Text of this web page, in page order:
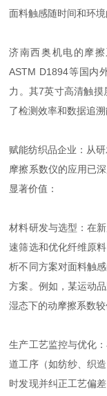
面料触感随时间和环
济南西奥机电的摩擦
ASTM D1894等国内
力。其7英寸高清触
了检测效率和数据追溯
赋能纺织品企业：从
摩擦系数仪的应用已
显著价值：
材料研发与选型：在
速筛选和优化纤维原
析不同方案对面料触
方案。例如，某运动
湿态下的动摩擦系数
生产工艺监控与优化
道工序（如纺纱、织
时发现并纠正工艺偏